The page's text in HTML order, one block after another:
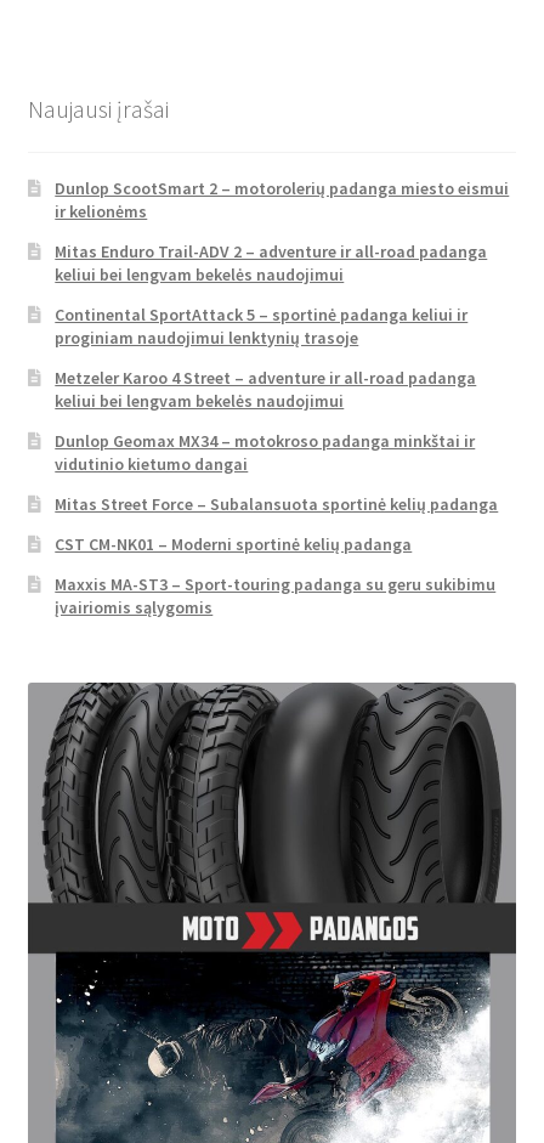
Naujausi įrašai
Dunlop ScootSmart 2 – motorolerių padanga miesto eismui
ir kelionėms
Mitas Enduro Trail-ADV 2 – adventure ir all-road padanga
keliui bei lengvam bekelės naudojimui
Continental SportAttack 5 – sportinė padanga keliui ir
proginiam naudojimui lenktynių trasoje
Metzeler Karoo 4 Street – adventure ir all-road padanga
keliui bei lengvam bekelės naudojimui
Dunlop Geomax MX34 – motokroso padanga minkštai ir
vidutinio kietumo dangai
Mitas Street Force – Subalansuota sportinė kelių padanga
CST CM-NK01 – Moderni sportinė kelių padanga
Maxxis MA-ST3 – Sport-touring padanga su geru sukibimu
įvairiomis sąlygomis